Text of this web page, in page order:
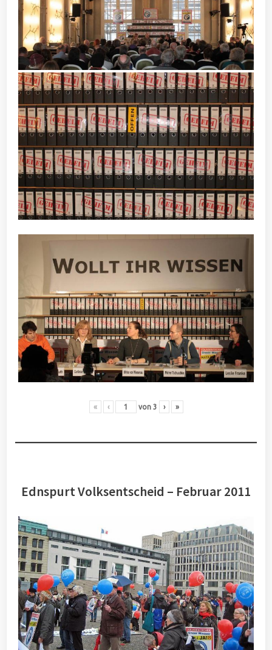
« ‹ von 3 › »
Ednspurt Volksentscheid – Februar 2011